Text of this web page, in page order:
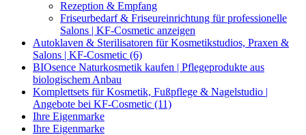
Rezeption & Empfang
Friseurbedarf & Friseureinrichtung für professionelle
Salons | KF-Cosmetic anzeigen
Autoklaven & Sterilisatoren für Kosmetikstudios, Praxen &
Salons | KF-Cosmetic (6)
BIOsence Naturkosmetik kaufen | Pflegeprodukte aus
biologischem Anbau
Komplettsets für Kosmetik, Fußpflege & Nagelstudio |
Angebote bei KF-Cosmetic (11)
Ihre Eigenmarke
Ihre Eigenmarke